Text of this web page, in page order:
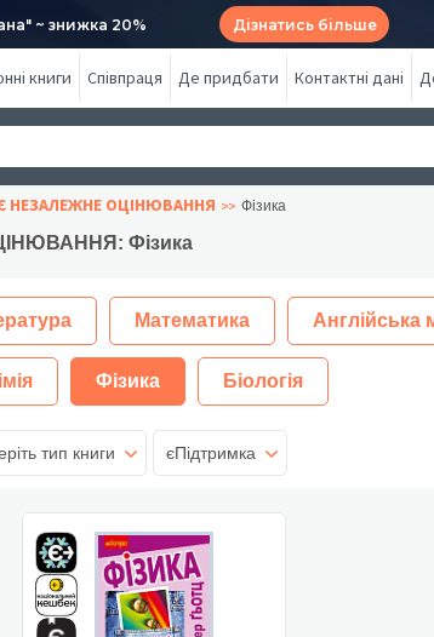
~ знижка 20% Дізнатись більше
книги Співпраця Де придбати Контактні дані
НЕЗАЛЕЖНЕ ОЦІНЮВАННЯ Фізика
Фізика
Математика Англійська
Фізика Біологія
тип книги єПідтримка